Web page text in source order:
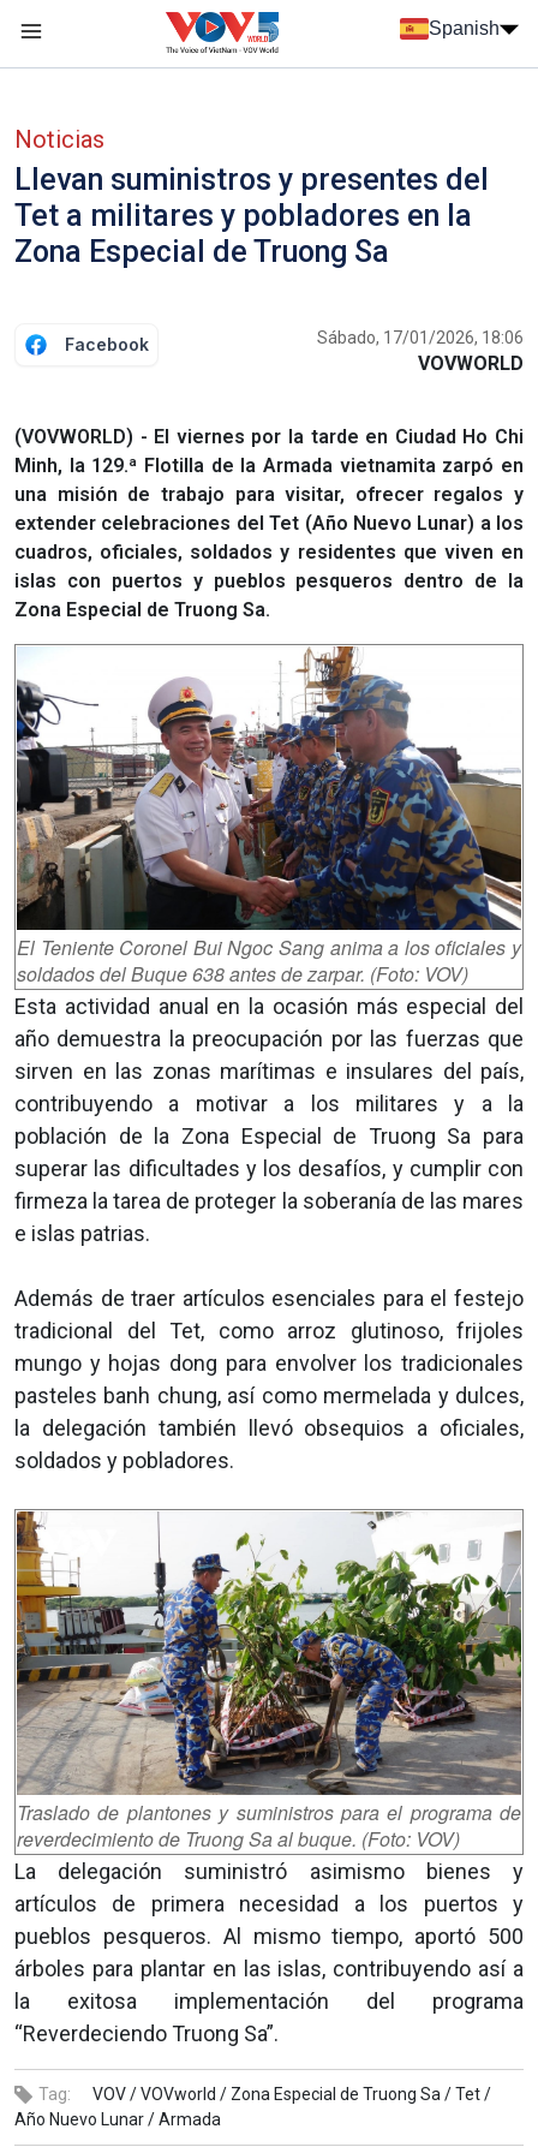
Spanish
Noticias
Llevan suministros y presentes del
Tet a militares y pobladores en la
Zona Especial de Truong Sa
Facebook Sábado, 17/01/2026, 18:06
VOVWORLD
(VOVWORLD) - El viernes por la tarde en Ciudad Ho Chi
Minh, la 129.ª Flotilla de la Armada vietnamita zarpó en
una misión de trabajo para visitar, ofrecer regalos y
extender celebraciones del Tet (Año Nuevo Lunar) a los
cuadros, oficiales, soldados y residentes que viven en
islas con puertos y pueblos pesqueros dentro de la
Zona Especial de Truong Sa.
El Teniente Coronel Bui Ngoc Sang anima a los oficiales y
soldados del Buque 638 antes de zarpar. (Foto: VOV)
Esta actividad anual en la ocasión más especial del
año demuestra la preocupación por las fuerzas que
sirven en las zonas marítimas e insulares del país,
contribuyendo a motivar a los militares y a la
población de la Zona Especial de Truong Sa para
superar las dificultades y los desafíos, y cumplir con
firmeza la tarea de proteger la soberanía de las mares
e islas patrias.
Además de traer artículos esenciales para el festejo
tradicional del Tet, como arroz glutinoso, frijoles
mungo y hojas dong para envolver los tradicionales
pasteles banh chung, así como mermelada y dulces,
la delegación también llevó obsequios a oficiales,
soldados y pobladores.
Traslado de plantones y suministros para el programa de
reverdecimiento de Truong Sa al buque. (Foto: VOV)
La delegación suministró asimismo bienes y
artículos de primera necesidad a los puertos y
pueblos pesqueros. Al mismo tiempo, aportó 500
árboles para plantar en las islas, contribuyendo así a
la exitosa implementación del programa
“Reverdeciendo Truong Sa”.
Tag: VOV /VOVworld / Zona Especial de Truong Sa /Tet /
Año Nuevo Lunar /Armada